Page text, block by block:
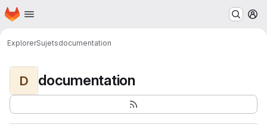
Passer au contenu principal
Page d'accueil
ExplorerSujetsdocumentation
D documentation